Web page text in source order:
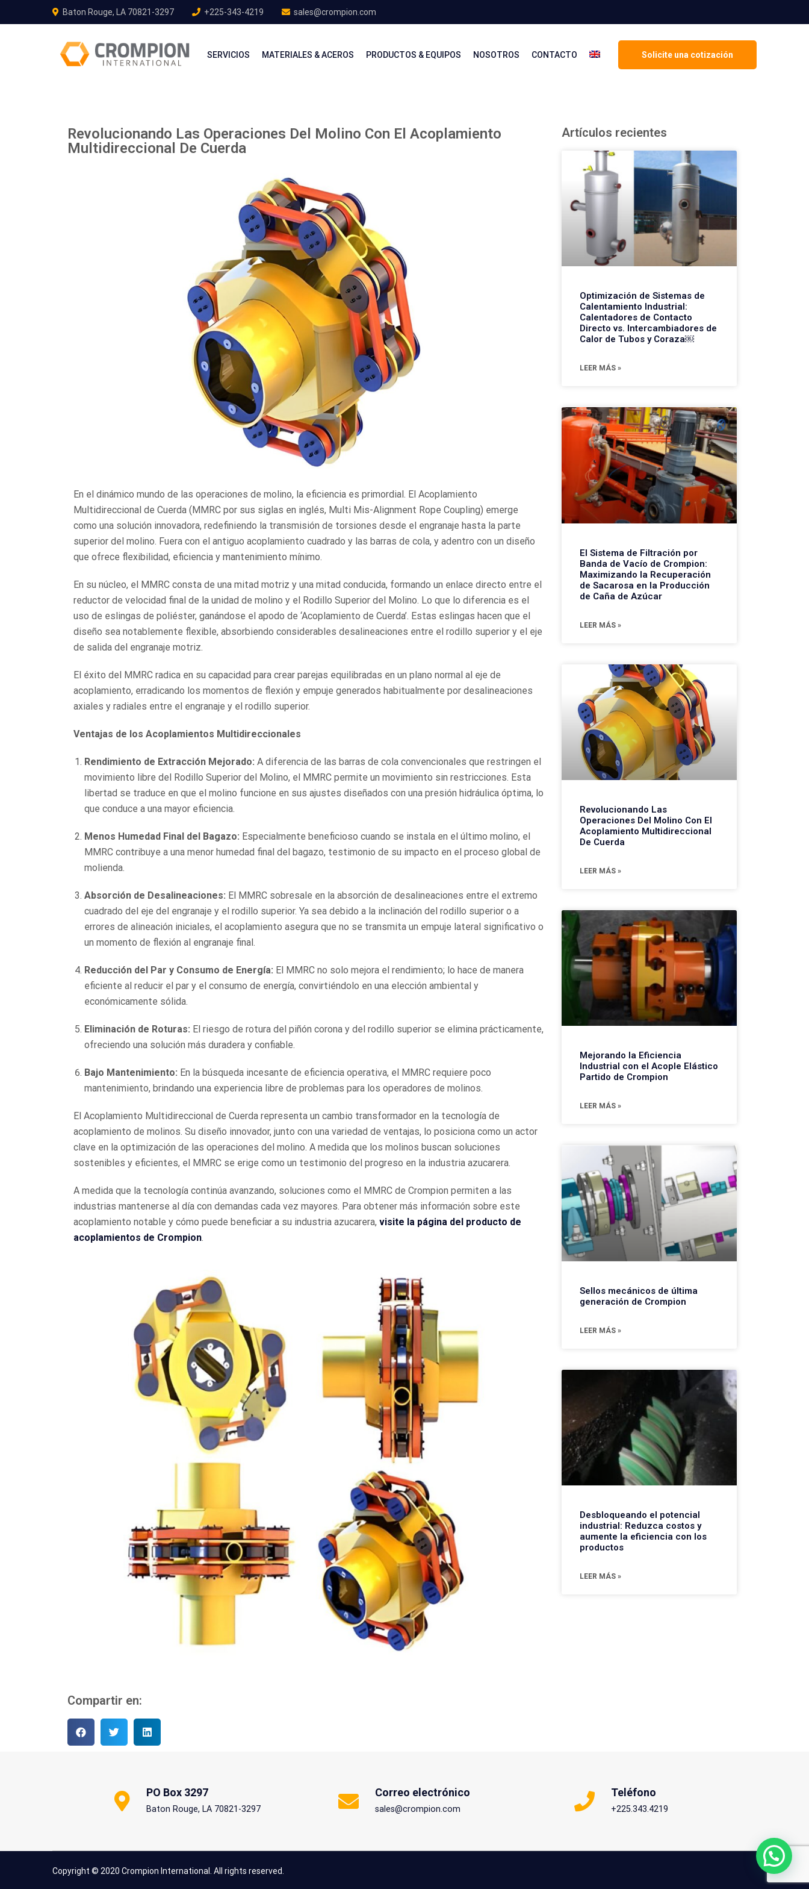
Baton Rouge, LA 70821-3297 +225-343-4219 sales@crompion.com
Solicite una cotización
SERVICIOS MATERIALES & ACEROS PRODUCTOS & EQUIPOS NOSOTROS CONTACTO
Revolucionando Las Operaciones Del Molino Con El Acoplamiento
Multidireccional De Cuerda
En el dinámico mundo de las operaciones de molino, la eficiencia es primordial. El Acoplamiento
Multidireccional de Cuerda (MMRC por sus siglas en inglés, Multi Mis-Alignment Rope Coupling) emerge
como una solución innovadora, redefiniendo la transmisión de torsiones desde el engranaje hasta la parte
superior del molino. Fuera con el antiguo acoplamiento cuadrado y las barras de cola, y adentro con un diseño
que ofrece flexibilidad, eficiencia y mantenimiento mínimo.
En su núcleo, el MMRC consta de una mitad motriz y una mitad conducida, formando un enlace directo entre el
reductor de velocidad final de la unidad de molino y el Rodillo Superior del Molino. Lo que lo diferencia es el
uso de eslingas de poliéster, ganándose el apodo de ‘Acoplamiento de Cuerda’. Estas eslingas hacen que el
diseño sea notablemente flexible, absorbiendo considerables desalineaciones entre el rodillo superior y el eje
de salida del engranaje motriz.
El éxito del MMRC radica en su capacidad para crear parejas equilibradas en un plano normal al eje de
acoplamiento, erradicando los momentos de flexión y empuje generados habitualmente por desalineaciones
axiales y radiales entre el engranaje y el rodillo superior.
Ventajas de los Acoplamientos Multidireccionales
Rendimiento de Extracción Mejorado: A diferencia de las barras de cola convencionales que restringen el
movimiento libre del Rodillo Superior del Molino, el MMRC permite un movimiento sin restricciones. Esta
libertad se traduce en que el molino funcione en sus ajustes diseñados con una presión hidráulica óptima, lo
que conduce a una mayor eficiencia.
Menos Humedad Final del Bagazo: Especialmente beneficioso cuando se instala en el último molino, el
MMRC contribuye a una menor humedad final del bagazo, testimonio de su impacto en el proceso global de
molienda.
Absorción de Desalineaciones: El MMRC sobresale en la absorción de desalineaciones entre el extremo
cuadrado del eje del engranaje y el rodillo superior. Ya sea debido a la inclinación del rodillo superior o a
errores de alineación iniciales, el acoplamiento asegura que no se transmita un empuje lateral significativo o
un momento de flexión al engranaje final.
Reducción del Par y Consumo de Energía: El MMRC no solo mejora el rendimiento; lo hace de manera
eficiente al reducir el par y el consumo de energía, convirtiéndolo en una elección ambiental y
económicamente sólida.
Eliminación de Roturas: El riesgo de rotura del piñón corona y del rodillo superior se elimina prácticamente,
ofreciendo una solución más duradera y confiable.
Bajo Mantenimiento: En la búsqueda incesante de eficiencia operativa, el MMRC requiere poco
mantenimiento, brindando una experiencia libre de problemas para los operadores de molinos.
El Acoplamiento Multidireccional de Cuerda representa un cambio transformador en la tecnología de
acoplamiento de molinos. Su diseño innovador, junto con una variedad de ventajas, lo posiciona como un actor
clave en la optimización de las operaciones del molino. A medida que los molinos buscan soluciones
sostenibles y eficientes, el MMRC se erige como un testimonio del progreso en la industria azucarera.
A medida que la tecnología continúa avanzando, soluciones como el MMRC de Crompion permiten a las
industrias mantenerse al día con demandas cada vez mayores. Para obtener más información sobre este
acoplamiento notable y cómo puede beneficiar a su industria azucarera, visite la página del producto de
acoplamientos de Crompion.
Compartir en:
Artículos recientes
Optimización de Sistemas de
Calentamiento Industrial:
Calentadores de Contacto
Directo vs. Intercambiadores de
Calor de Tubos y Coraza￼
LEER MÁS »
El Sistema de Filtración por
Banda de Vacío de Crompion:
Maximizando la Recuperación
de Sacarosa en la Producción
de Caña de Azúcar
LEER MÁS »
Revolucionando Las
Operaciones Del Molino Con El
Acoplamiento Multidireccional
De Cuerda
LEER MÁS »
Mejorando la Eficiencia
Industrial con el Acople Elástico
Partido de Crompion
LEER MÁS »
Sellos mecánicos de última
generación de Crompion
LEER MÁS »
Desbloqueando el potencial
industrial: Reduzca costos y
aumente la eficiencia con los
productos
LEER MÁS »
PO Box 3297
Baton Rouge, LA 70821-3297
Correo electrónico
sales@crompion.com
Teléfono
+225.343.4219
Copyright © 2020 Crompion International. All rights reserved.